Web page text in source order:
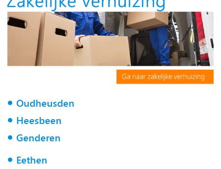
Oudheusden
Heesbeen
Genderen
Eethen